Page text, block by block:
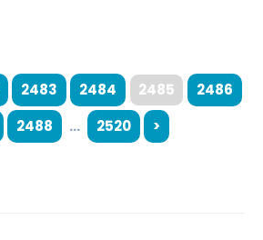
2483 2484 2485
2486
2488 ... 2520 >